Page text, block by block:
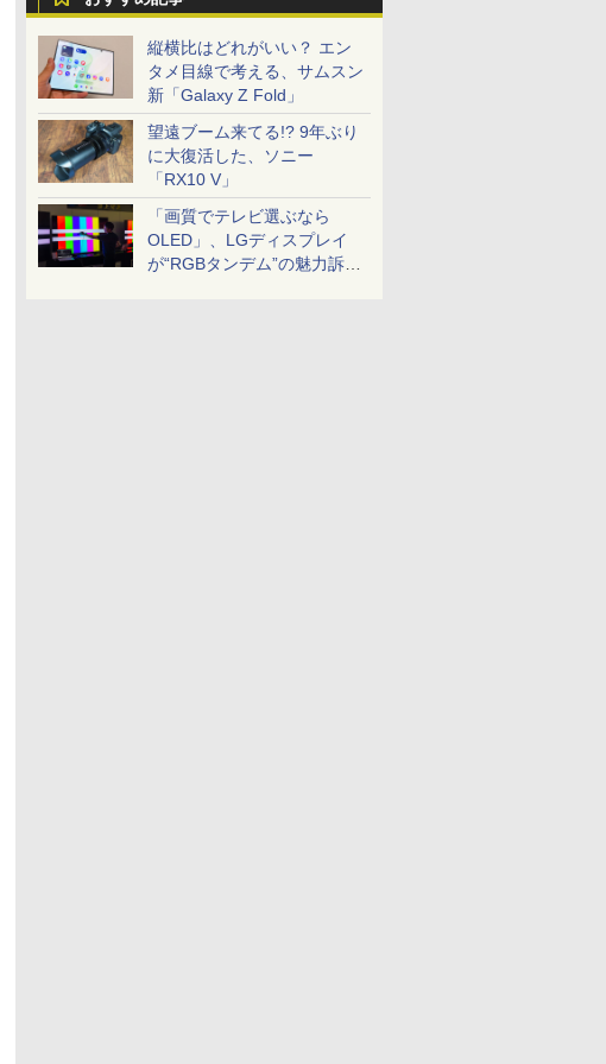
縦横比はどれがいい？ エン
タメ目線で考える、サムスン
新「Galaxy Z Fold」
望遠ブーム来てる!? 9年ぶり
に大復活した、ソニー
「RX10 V」
「画質でテレビ選ぶなら
OLED」、LGディスプレイ
が“RGBタンデム”の魅力訴